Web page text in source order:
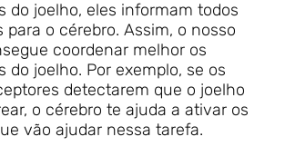
do joelho, eles informam todos
para o cérebro. Assim, o nosso
coordenar melhor os
do joelho. Por exemplo, se os
detectarem que o joelho
o cérebro te ajuda a ativar os
vão ajudar nessa tarefa.